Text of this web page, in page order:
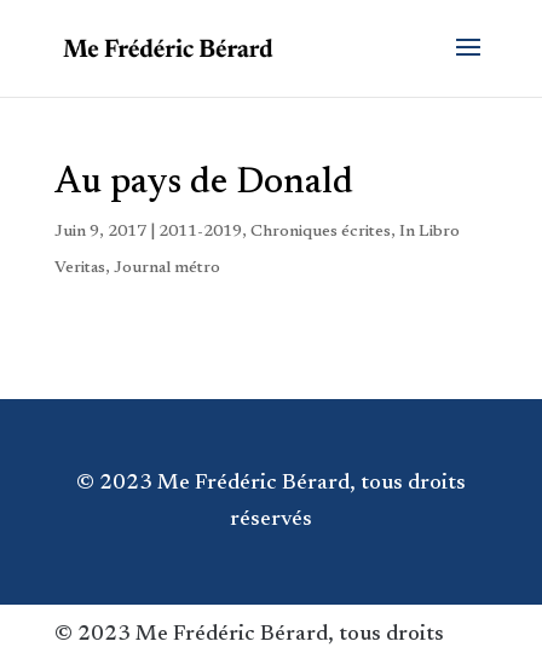
Au pays de Donald
Juin 9, 2017| 2011-2019, Chroniques écrites, In Libro
Veritas, Journal métro
© 2023 Me Frédéric Bérard, tous droits
réservés
© 2023 Me Frédéric Bérard, tous droits